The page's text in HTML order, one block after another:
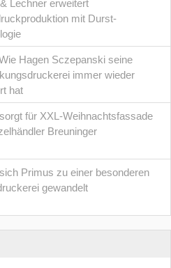
Lechner erweitert
mit Durst-
Hagen Sczepanski seine
immer wieder
hat
für XXL-Weihnachtsfassade
Breuninger
Primus zu einer besonderen
gewandelt